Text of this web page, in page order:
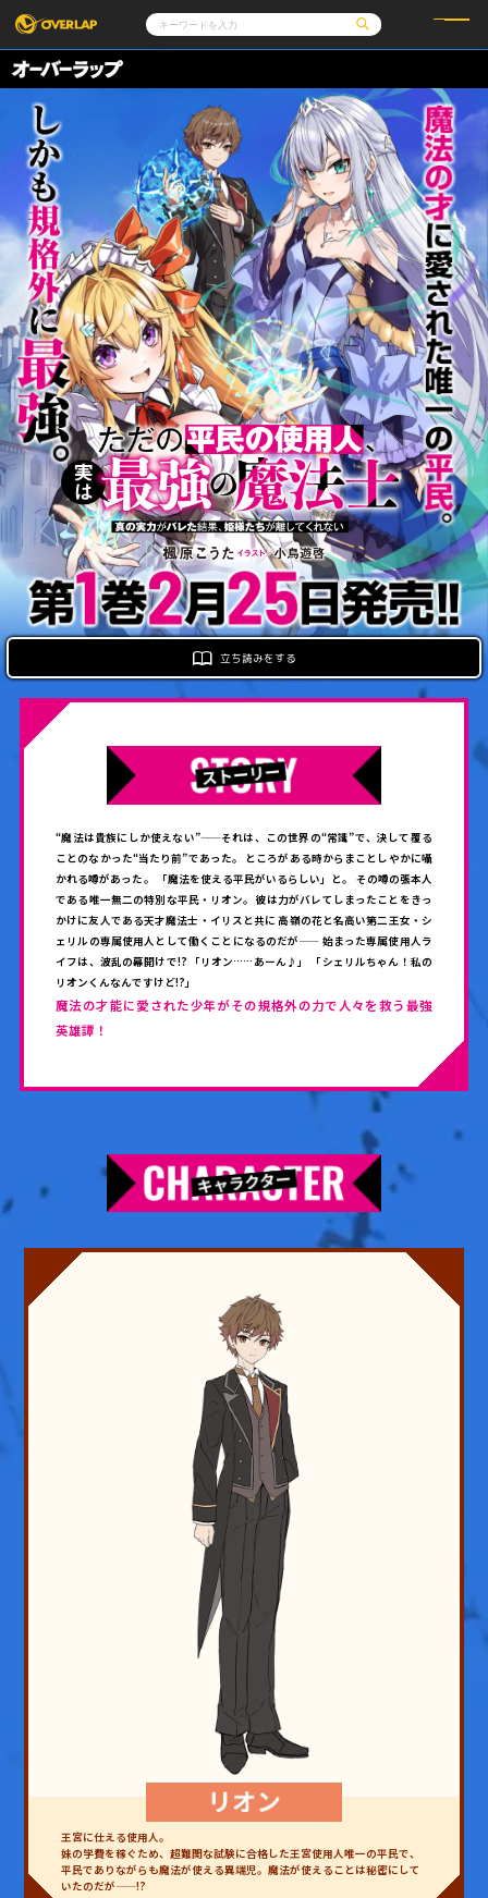
ライトノベル
ノベルス
ノベルスf
ロサージュノベルス
コミックエッセイ
ポケットモンスター
通販・NEWS
OVERLAP STORE
オーバーラップ広報室
会社概要
採用情報
アクセス
オーバーラップホールディングス
お問い合わせはこちら
オーバーラップ文庫
オーバーラップノベルス
オーバーラップノベルスf
ロサージュノベルス
コミックガルド
リキューレ
コミックパルフェ
立ち読みをする
“魔法は貴族にしか使えない”——それは、この世界の“常識”で、決して覆る
ことのなかった“当たり前”であった。 ところがある時からまことしやかに囁
かれる噂があった。 「魔法を使える平民がいるらしい」と。 その噂の張本人
である唯一無二の特別な平民・リオン。 彼は力がバレてしまったことをきっ
かけに友人である天才魔法士・イリスと共に 高嶺の花と名高い第二王女・シ
ェリルの専属使用人として働くことになるのだが—— 始まった専属使用人ラ
イフは、波乱の幕開けで!? 「リオン……あーん♪」 「シェリルちゃん！私の
リオンくんなんですけど!?」
魔法の才能に愛された少年がその規格外の力で人々を救う最強
英雄譚！
王宮に仕える使用人。
妹の学費を稼ぐため、超難関な試験に合格した王宮使用人唯一の平民で、
平民でありながらも魔法が使える異端児。魔法が使えることは秘密にして
いたのだが——!?